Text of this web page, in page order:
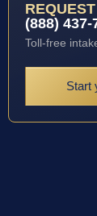
(888) 437-
Toll-free
Start